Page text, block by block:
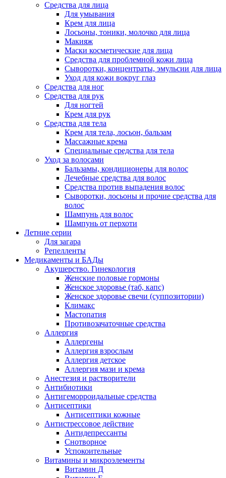
Средства для лица
Для умывания
Крем для лица
Лосьоны, тоники, молочко для лица
Макияж
Маски косметические для лица
Средства для проблемной кожи лица
Сыворотки, концентраты, эмульсии для лица
Уход для кожи вокруг глаз
Средства для ног
Средства для рук
Для ногтей
Крем для рук
Средства для тела
Крем для тела, лосьон, бальзам
Массажные крема
Специальные средства для тела
Уход за волосами
Бальзамы, кондиционеры для волос
Лечебные средства для волос
Средства против выпадения волос
Сыворотки, лосьоны и прочие средства для
волос
Шампунь для волос
Шампунь от перхоти
Летние серии
Для загара
Репелленты
Медикаменты и БАДы
Акушерство. Гинекология
Женские половые гормоны
Женское здоровье (таб, капс)
Женское здоровье свечи (суппозитории)
Климакс
Мастопатия
Противозачаточные средства
Аллергия
Аллергены
Аллергия взрослым
Аллергия детское
Аллергия мази и крема
Анестезия и растворители
Антибиотики
Антигеморроидальные средства
Антисептики
Антисептики кожные
Антистрессовое действие
Антидепрессанты
Снотворное
Успокоительные
Витамины и микроэлементы
Витамин Д